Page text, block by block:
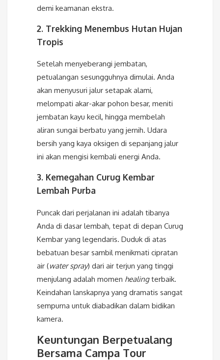
demi keamanan ekstra.
2. Trekking Menembus Hutan Hujan
Tropis
Setelah menyeberangi jembatan,
petualangan sesungguhnya dimulai. Anda
akan menyusuri jalur setapak alami,
melompati akar-akar pohon besar, meniti
jembatan kayu kecil, hingga membelah
aliran sungai berbatu yang jernih. Udara
bersih yang kaya oksigen di sepanjang jalur
ini akan mengisi kembali energi Anda.
3. Kemegahan Curug Kembar
Lembah Purba
Puncak dari perjalanan ini adalah tibanya
Anda di dasar lembah, tepat di depan Curug
Kembar yang legendaris. Duduk di atas
bebatuan besar sambil menikmati cipratan
air (water spray) dari air terjun yang tinggi
menjulang adalah momen healingterbaik.
Keindahan lanskapnya yang dramatis sangat
sempurna untuk diabadikan dalam bidikan
kamera.
Keuntungan Berpetualang
Bersama Campa Tour